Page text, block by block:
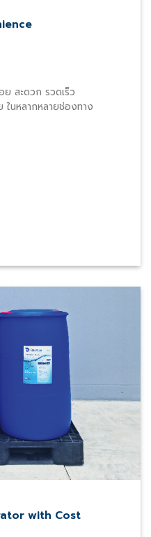
สะดวก รวดเร็ว
ในหลากหลายช่องทาง
with Cost